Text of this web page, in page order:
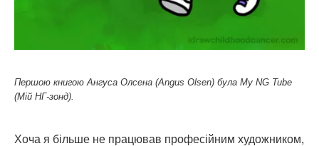
Першою книгою Ангуса Олсена (Angus Olsen) була My NG Tube
(Мій НГ-зонд).
Хоча я більше не працював професійним художником,